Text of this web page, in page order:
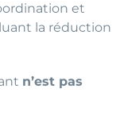
et
la réduction
n’est pas